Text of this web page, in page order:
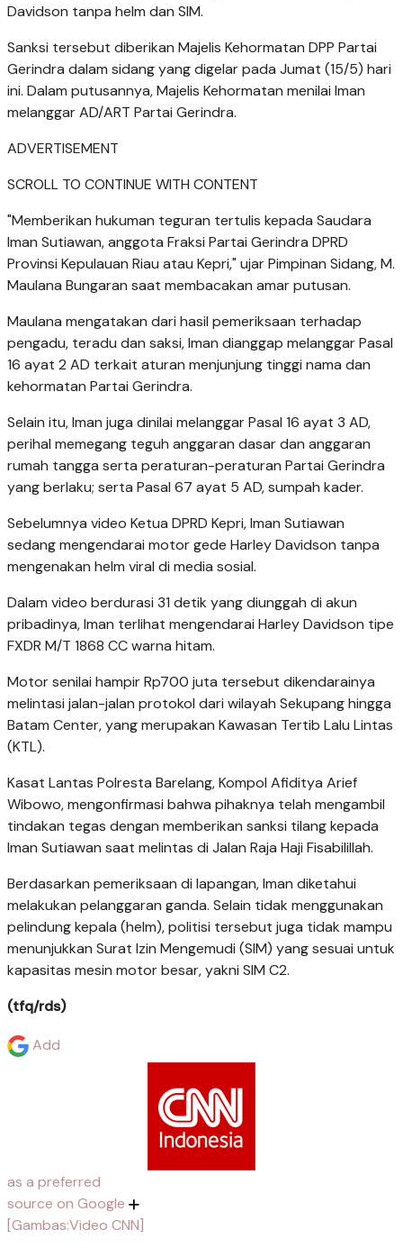
Davidson tanpa helm dan SIM.
Sanksi tersebut diberikan Majelis Kehormatan DPP Partai
Gerindra dalam sidang yang digelar pada Jumat (15/5) hari
ini. Dalam putusannya, Majelis Kehormatan menilai Iman
melanggar AD/ART Partai Gerindra.
ADVERTISEMENT
SCROLL TO CONTINUE WITH CONTENT
"Memberikan hukuman teguran tertulis kepada Saudara
Iman Sutiawan, anggota Fraksi Partai Gerindra DPRD
Provinsi Kepulauan Riau atau Kepri," ujar Pimpinan Sidang, M.
Maulana Bungaran saat membacakan amar putusan.
Maulana mengatakan dari hasil pemeriksaan terhadap
pengadu, teradu dan saksi, Iman dianggap melanggar Pasal
16 ayat 2 AD terkait aturan menjunjung tinggi nama dan
kehormatan Partai Gerindra.
Selain itu, Iman juga dinilai melanggar Pasal 16 ayat 3 AD,
perihal memegang teguh anggaran dasar dan anggaran
rumah tangga serta peraturan-peraturan Partai Gerindra
yang berlaku; serta Pasal 67 ayat 5 AD, sumpah kader.
Sebelumnya video Ketua DPRD Kepri, Iman Sutiawan
sedang mengendarai motor gede Harley Davidson tanpa
mengenakan helm viral di media sosial.
Dalam video berdurasi 31 detik yang diunggah di akun
pribadinya, Iman terlihat mengendarai Harley Davidson tipe
FXDR M/T 1868 CC warna hitam.
Motor senilai hampir Rp700 juta tersebut dikendarainya
melintasi jalan-jalan protokol dari wilayah Sekupang hingga
Batam Center, yang merupakan Kawasan Tertib Lalu Lintas
(KTL).
Kasat Lantas Polresta Barelang, Kompol Afiditya Arief
Wibowo, mengonfirmasi bahwa pihaknya telah mengambil
tindakan tegas dengan memberikan sanksi tilang kepada
Iman Sutiawan saat melintas di Jalan Raja Haji Fisabilillah.
Berdasarkan pemeriksaan di lapangan, Iman diketahui
melakukan pelanggaran ganda. Selain tidak menggunakan
pelindung kepala (helm), politisi tersebut juga tidak mampu
menunjukkan Surat Izin Mengemudi (SIM) yang sesuai untuk
kapasitas mesin motor besar, yakni SIM C2.
(tfq/rds)
Add
as a preferred
source on Google
[Gambas:Video CNN]